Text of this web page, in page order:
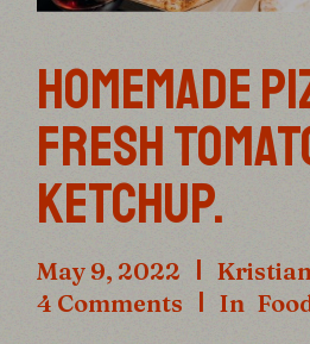
HOMEMADE
FRESH
KETCHUP.
May 9, 2022
4 Comments
In